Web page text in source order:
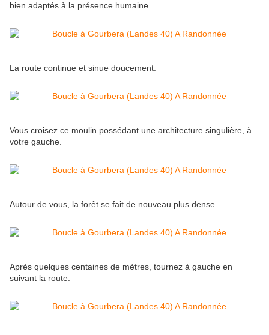
bien adaptés à la présence humaine.
La route continue et sinue doucement.
Vous croisez ce moulin possédant une architecture singulière, à
votre gauche.
Autour de vous, la forêt se fait de nouveau plus dense.
Après quelques centaines de mètres, tournez à gauche en
suivant la route.